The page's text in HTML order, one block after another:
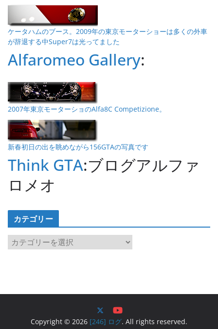
ケータハムのブース。2009年の東京モーターショーは多くの外車
が辞退する中Super7は光ってました
Alfaromeo Gallery:
2007年東京モーターショのAlfa8C Competizione。
新春初日の出を眺めながら156GTAの写真です
Think GTA:ブログアルファ
ロメオ
カテゴリー
カ
テ
Copyright © 2026 [246] ログ. All rights reserved.